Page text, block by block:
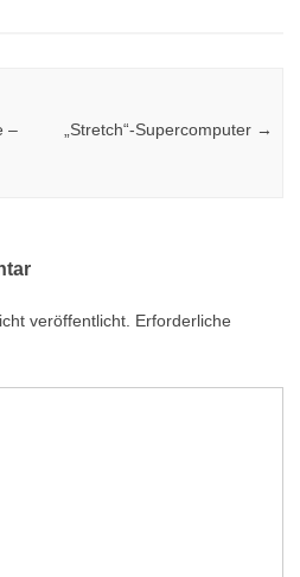
–
„Stretch“-Supercomputer →
veröffentlicht. Erforderliche